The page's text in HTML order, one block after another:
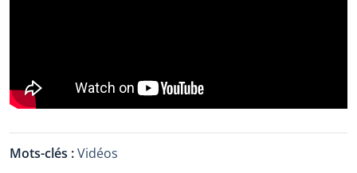
Mots-clés :Vidéos